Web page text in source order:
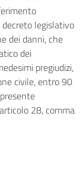
legislativo
dei danni, che
dei
pregiudizi,
civile, entro 90
28, comma